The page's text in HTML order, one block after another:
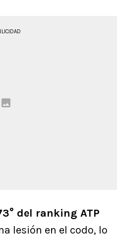
del ranking ATP
lesión en el codo, lo